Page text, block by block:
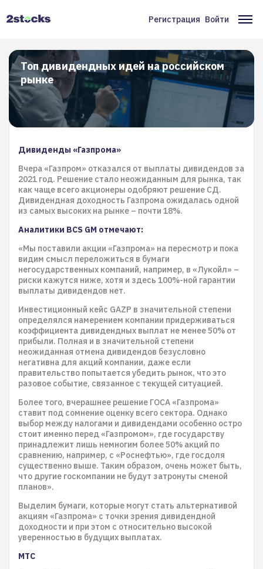
Меню
учётной
записи
пользователя
Регистрация Войти
Топ дивидендных идей на российском
рынке
Дивиденды «Газпрома»
Вчера «Газпром» отказался от выплаты дивидендов за
2021 год. Решение стало неожиданным для рынка, так
как чаще всего акционеры одобряют решение СД.
Дивидендная доходность Газпрома ожидалась одной
из самых высоких на рынке – почти 18%.
Аналитики BCS GM отмечают:
«Мы поставили акции «Газпрома» на пересмотр и пока
видим смысл переложиться в бумаги
негосударственных компаний, например, в «Лукойл» –
риски кажутся ниже, хотя и здесь 100%-ной гарантии
выплаты дивидендов нет.
Инвестиционный кейс GAZP в значительной степени
определялся намерением компании придерживаться
коэффициента дивидендных выплат не менее 50% от
прибыли. Полная и в значительной степени
неожиданная отмена дивидендов безусловно
негативна для акций компании, даже если
правительство попытается убедить рынок, что это
разовое событие, связанное с текущей ситуацией.
Более того, вчерашнее решение ГОСА «Газпрома»
ставит под сомнение оценку всего сектора. Однако
выбор между налогами и дивидендами особенно остро
стоит именно перед «Газпромом», где государству
принадлежит лишь немногим более 50% акций по
сравнению, например, с «Роснефтью», где госдоля
существенно выше. Таким образом, очень может быть,
что другие госкомпании не будут затронуты сменой
планов».
Выделим бумаги, которые могут стать альтернативой
акциям «Газпрома» с точки зрения дивидендной
доходности и при этом с относительно высокой
уверенностью в будущих выплатах.
МТС